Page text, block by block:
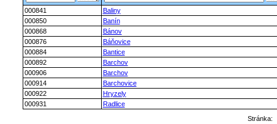
000841 Baliny
000850
Banín
000868
Bánov
000876
Báňovice
000884
Bantice
000892
Barchov
000906
Barchov
000914
Barchovice
000922
Hryzely
000931
Radlice
Stránka: